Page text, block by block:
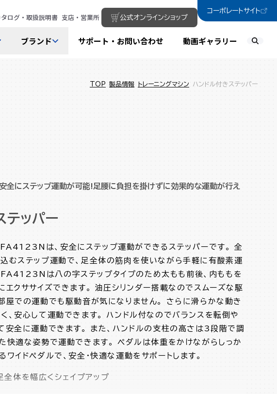
ログ・取扱説明書 支店・営業所 公式オンラインショップ
コーポレートサイト
ブランド サポート・お問い合わせ 動画ギャラリー
TOP 製品情報 トレーニングマシン ハンドル付きステッパー
全にステップ運動が可能!足腰に負担を掛けずに効果的な運動が行え
テッパー
は、安全にステップ運動ができるステッパーです。 全
むステップ運動で、足全体の筋肉を使いながら手軽に有酸素運
は八の字ステップタイプのため太もも前後、内ももを
エクササイズできます。 油圧シリンダー搭載なのでスムーズな駆
屋での運動でも駆動音が気になりません。 さらに滑らかな動き
、安心して運動できます。 ハンドル付なのでバランスを転倒や
安全に運動できます。 また、ハンドルの支柱の高さは3段階で調
快適な姿勢で運動できます。 ペダルは体重をかけながらしっか
ワイドペダルで、安全・快適な運動をサポートします。
全体を幅広くシェイプアップ